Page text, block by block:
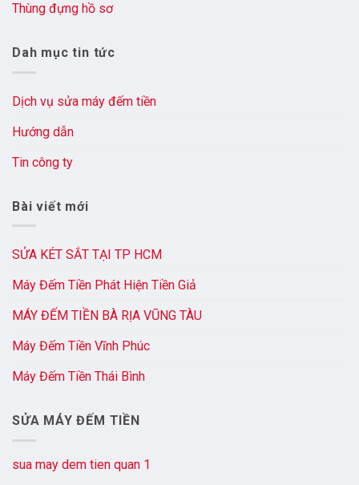
Thùng đựng hồ sơ
Dah mục tin tức
Dịch vụ sửa máy đếm tiền
Hướng dẫn
Tin công ty
Bài viết mới
SỬA KÉT SẮT TẠI TP HCM
Máy Đếm Tiền Phát Hiện Tiền Giả
MÁY ĐẾM TIỀN BÀ RỊA VŨNG TÀU
Máy Đếm Tiền Vĩnh Phúc
Máy Đếm Tiền Thái Bình
SỬA MÁY ĐẾM TIỀN
sua may dem tien quan 1